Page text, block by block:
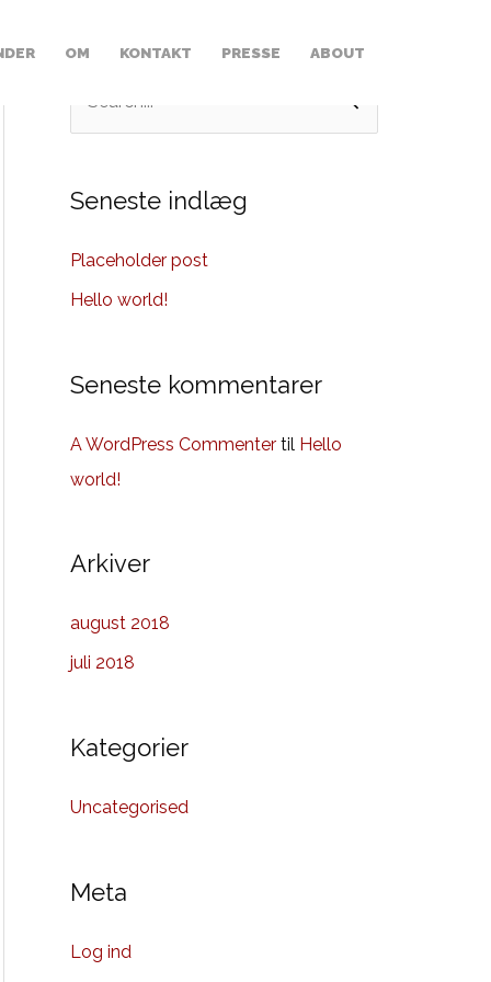
OM KONTAKT PRESSE ABOUT
e
t
e
Seneste indlæg
Placeholder post
Hello world!
Seneste kommentarer
A WordPress Commenter til Hello
world!
Arkiver
august 2018
juli 2018
Kategorier
Uncategorised
Meta
Log ind